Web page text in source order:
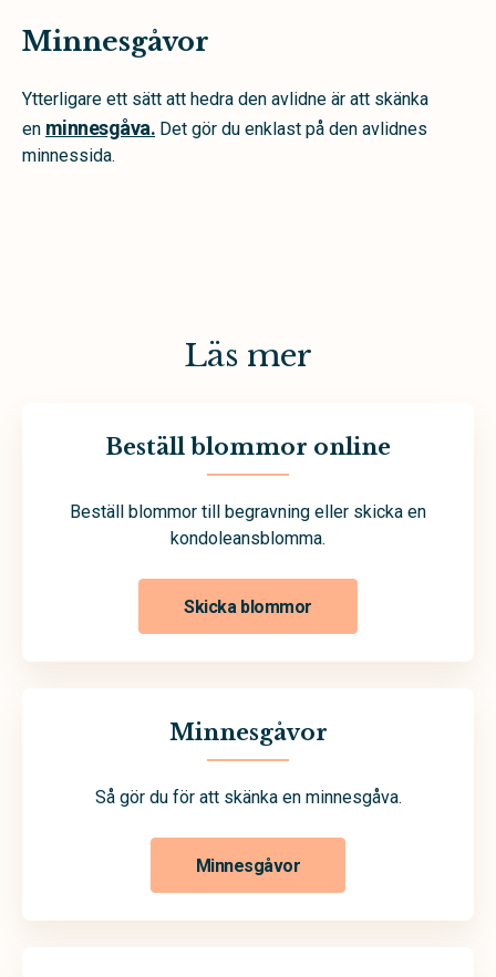
Minnesgåvor
Ytterligare ett sätt att hedra den avlidne är att skänka
en minnesgåva. Det gör du enklast på den avlidnes
minnessida.
Läs mer
Beställ blommor online
Beställ blommor till begravning eller skicka en
kondoleansblomma.
Skicka blommor
Minnesgåvor
Så gör du för att skänka en minnesgåva.
Minnesgåvor